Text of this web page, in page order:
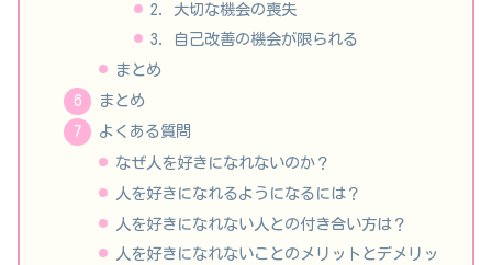
2. 大切な機会の喪失
3. 自己改善の機会が限られる
まとめ
まとめ
よくある質問
なぜ人を好きになれないのか？
人を好きになれるようになるには？
人を好きになれない人との付き合い方は？
人を好きになれないことのメリットとデメリッ